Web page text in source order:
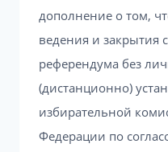
дополнение о том,
ведения и закрытия
референдума без
(дистанционно)
избирательной
Федерации по